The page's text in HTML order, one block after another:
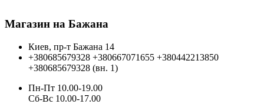
Магазин на Бажана
Киев, пр-т Бажана 14
+380685679328 +380667071655 +380442213850
+380685679328 (вн. 1)
Пн-Пт 10.00-19.00
Cб-Вс 10.00-17.00